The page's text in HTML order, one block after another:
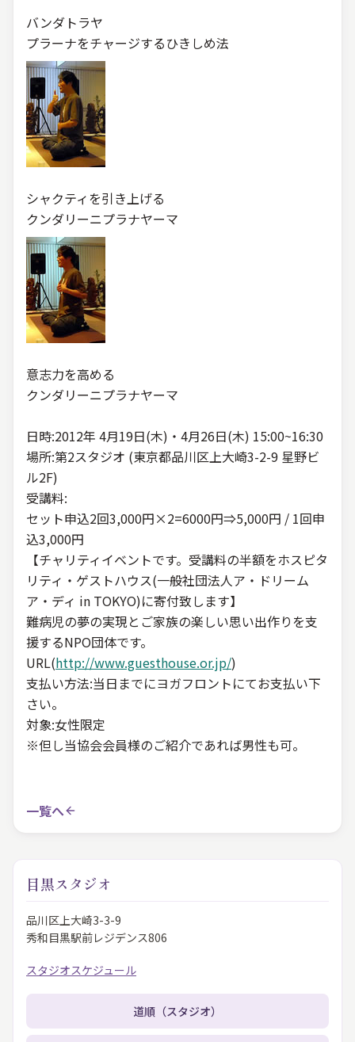
バンダトラヤ
プラーナをチャージするひきしめ法
シャクティを引き上げる
クンダリーニプラナヤーマ
意志力を高める
クンダリーニプラナヤーマ
日時:2012年 4月19日(木)・4月26日(木) 15:00~16:30
場所:第2スタジオ (東京都品川区上大崎3-2-9 星野ビ
ル2F)
受講料:
セット申込2回3,000円×2=6000円⇒5,000円 / 1回申
込3,000円
【チャリティイベントです。受講料の半額をホスピタ
リティ・ゲストハウス(一般社団法人ア・ドリーム
ア・ディ in TOKYO)に寄付致します】
難病児の夢の実現とご家族の楽しい思い出作りを支
援するNPO団体です。
URL(http://www.guesthouse.or.jp/)
支払い方法:当日までにヨガフロントにてお支払い下
さい。
対象:女性限定
※但し当協会会員様のご紹介であれば男性も可。
一覧へ
目黒スタジオ
品川区上大崎3-3-9
秀和目黒駅前レジデンス806
スタジオスケジュール
道順（スタジオ）